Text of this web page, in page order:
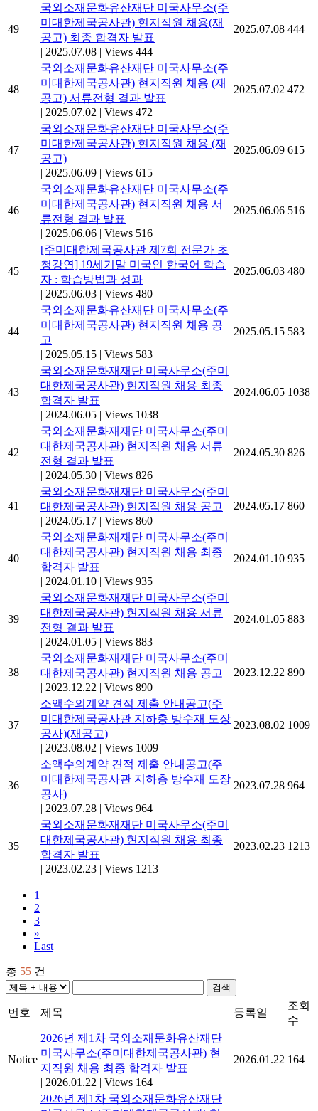
49
국외소재문화유산재단 미국사무소(주
미대한제국공사관) 현지직원 채용(재
공고) 최종 합격자 발표
| 2025.07.08 | Views 444
2025.07.08 444
48
국외소재문화유산재단 미국사무소(주
미대한제국공사관) 현지직원 채용 (재
공고) 서류전형 결과 발표
| 2025.07.02 | Views 472
2025.07.02 472
47
국외소재문화유산재단 미국사무소(주
미대한제국공사관) 현지직원 채용 (재
공고)
| 2025.06.09 | Views 615
2025.06.09 615
46
국외소재문화유산재단 미국사무소(주
미대한제국공사관) 현지직원 채용 서
류전형 결과 발표
| 2025.06.06 | Views 516
2025.06.06 516
45
[주미대한제국공사관 제7회 전문가 초
청강연] 19세기말 미국인 한국어 학습
자 : 학습방법과 성과
| 2025.06.03 | Views 480
2025.06.03 480
44
국외소재문화유산재단 미국사무소(주
미대한제국공사관) 현지직원 채용 공
고
| 2025.05.15 | Views 583
2025.05.15 583
43
국외소재문화재재단 미국사무소(주미
대한제국공사관) 현지직원 채용 최종
합격자 발표
| 2024.06.05 | Views 1038
2024.06.05 1038
42
국외소재문화재재단 미국사무소(주미
대한제국공사관) 현지직원 채용 서류
전형 결과 발표
| 2024.05.30 | Views 826
2024.05.30 826
41
국외소재문화재재단 미국사무소(주미
대한제국공사관) 현지직원 채용 공고
| 2024.05.17 | Views 860
2024.05.17 860
40
국외소재문화재재단 미국사무소(주미
대한제국공사관) 현지직원 채용 최종
합격자 발표
| 2024.01.10 | Views 935
2024.01.10 935
39
국외소재문화재재단 미국사무소(주미
대한제국공사관) 현지직원 채용 서류
전형 결과 발표
| 2024.01.05 | Views 883
2024.01.05 883
38
국외소재문화재재단 미국사무소(주미
대한제국공사관) 현지직원 채용 공고
| 2023.12.22 | Views 890
2023.12.22 890
37
소액수의계약 견적 제출 안내공고(주
미대한제국공사관 지하층 방수재 도장
공사)(재공고)
| 2023.08.02 | Views 1009
2023.08.02 1009
36
소액수의계약 견적 제출 안내공고(주
미대한제국공사관 지하층 방수재 도장
공사)
| 2023.07.28 | Views 964
2023.07.28 964
35
국외소재문화재재단 미국사무소(주미
대한제국공사관) 현지직원 채용 최종
합격자 발표
| 2023.02.23 | Views 1213
2023.02.23 1213
1
2
3
»
Last
총 55 건
검색
번호 제목 등록일
조회
수
Notice
2026년 제1차 국외소재문화유산재단
미국사무소(주미대한제국공사관) 현
지직원 채용 최종 합격자 발표
| 2026.01.22 | Views 164
2026.01.22 164
2026년 제1차 국외소재문화유산재단